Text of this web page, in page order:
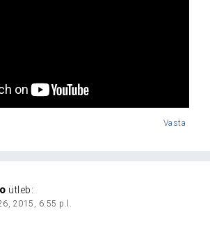
Vasta
ütleb:
2015, 6:55 p.l.